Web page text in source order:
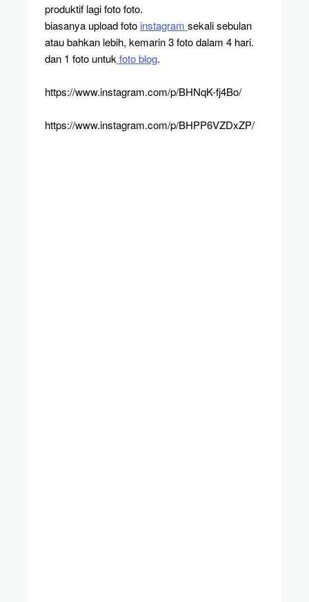
produktif lagi foto foto.
biasanya upload foto instagram sekali sebulan
atau bahkan lebih, kemarin 3 foto dalam 4 hari.
dan 1 foto untuk foto blog.
https://www.instagram.com/p/BHNqK-fj4Bo/
https://www.instagram.com/p/BHPP6VZDxZP/